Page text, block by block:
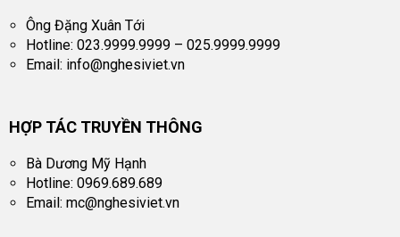
Ông Đặng Xuân Tới
Hotline: 023.9999.9999 – 025.9999.9999
Email: info@nghesiviet.vn
HỢP TÁC TRUYỀN THÔNG
Bà Dương Mỹ Hạnh
Hotline: 0969.689.689
Email:mc@nghesiviet.vn